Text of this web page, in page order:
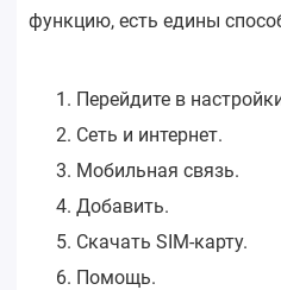
функцию, есть едины
Перейдите в
Сеть и интернет.
Мобильная связь.
Добавить.
Скачать SIM-карту.
Помощь.